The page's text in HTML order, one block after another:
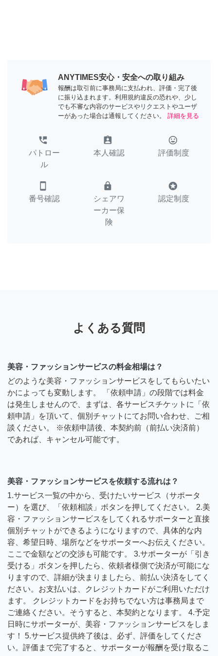
ANYTIMES安心・安全への取り組み
報酬は取引前に事務局に支払われ、評価・完了後
に振り込まれます。利用規約違反の恐れや、少し
でも不審な内容のサービスやリクエストやユーザ
ーがあった場合は通報してください。
詳細を見る
perm_phone_msg
パトロー
ル
assignment_ind
本人確認
tag_faces
評価制度
smartphone
番号確認
lock
シェアワ
ーカー保
険
stars
認定制度
よくある質問
美容・ファッションサービスの料金相場は？
どのような美容・ファッションサービスをしてもらいたい
かによっても変動します。 「依頼申請」の段階では料金
は発生しませんので、まずは、各サービスチケットに「依
頼申請」を頂いて、個別チャットにてお問い合わせ、ご相
談ください。 ※依頼申請後、本契約前（前払い決済前）
であれば、キャンセル可能です。
美容・ファッションサービスを依頼する流れは？
1.サービス一覧の中から、受けたいサービス（サポータ
ー）を選び、「依頼相談」ボタンを押してください。 2.美
容・ファッションサービスをしてくれるサポーターと直接
個別チャットができるようになりますので、具体的な内
容、希望日時、場所などをサポーターへお伝えください。
ここで金額などの交渉も可能です。 3.サポーターが「引き
受ける」ボタンを押したら、依頼者様側で決済が可能にな
りますので、詳細が決まりましたら、前払い決済をしてく
ださい。お支払いは、クレジットカードがご利用いただけ
ます。 クレジットカードをお持ちでない方は事務局まで
ご連絡ください。そうすると、本契約となります。 4.予定
日時にサポーターが、美容・ファッションサービスをしま
す！ 5.サービス提供終了後は、必ず、評価をしてくださ
い。評価まで完了すると、サポーターが報酬を受け取るこ